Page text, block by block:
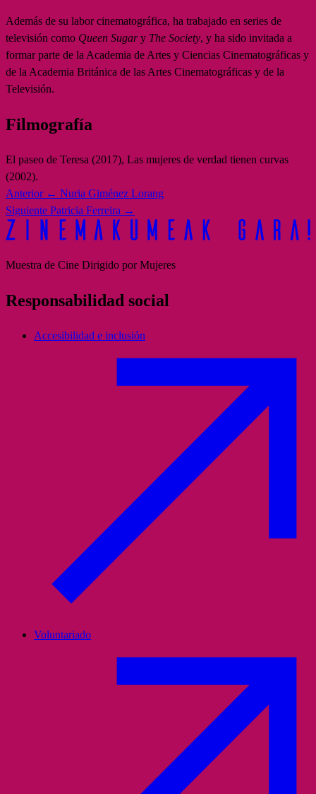
Además de su labor cinematográfica, ha trabajado en series de
televisión como Queen Sugary The Society, y ha sido invitada a
formar parte de la Academia de Artes y Ciencias Cinematográficas y
de la Academia Británica de las Artes Cinematográficas y de la
Televisión.
Filmografía
El paseo de Teresa (2017), Las mujeres de verdad tienen curvas
(2002).
Anterior ← Nuria Giménez Lorang
Siguiente Patricia Ferreira →
Muestra de Cine Dirigido por Mujeres
Responsabilidad social
Accesibilidad e inclusión
Voluntariado